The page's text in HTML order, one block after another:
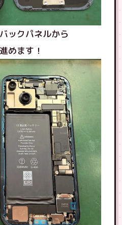
ックパネルから
めます！